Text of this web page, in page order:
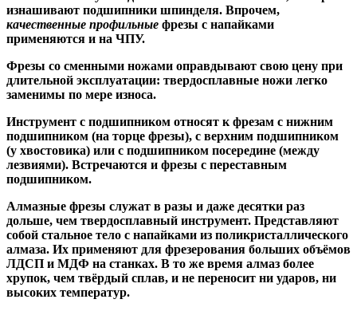
изнашивают подшипники шпинделя. Впрочем,
качественные профильные фрезы с напайками
применяются и на ЧПУ.
Фрезы со сменными ножами оправдывают свою цену при
длительной эксплуатации: твердосплавные ножи легко
заменимы по мере износа.
Инструмент с подшипником относят к фрезам с нижним
подшипником (на торце фрезы), с верхним подшипником
(у хвостовика) или с подшипником посередине (между
лезвиями). Встречаются и фрезы с переставным
подшипником.
Алмазные фрезы служат в разы и даже десятки раз
дольше, чем твердосплавный инструмент. Представляют
собой стальное тело с напайками из поликристаллического
алмаза. Их применяют для фрезерования больших объёмов
ЛДСП и МДФ на станках. В то же время алмаз более
хрупок, чем твёрдый сплав, и не переносит ни ударов, ни
высоких температур.